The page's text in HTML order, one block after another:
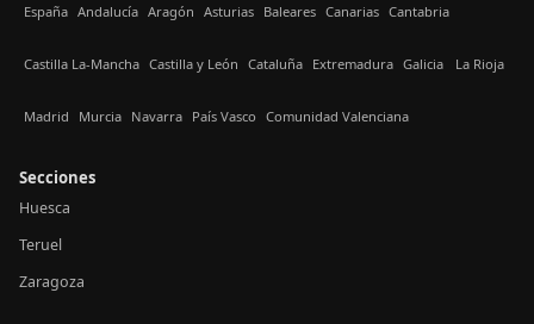
España Andalucía Aragón Asturias Baleares Canarias Cantabria
Castilla La-Mancha Castilla y León Cataluña Extremadura Galicia La Rioja
Madrid Murcia Navarra País Vasco Comunidad Valenciana
Secciones
Huesca
Teruel
Zaragoza